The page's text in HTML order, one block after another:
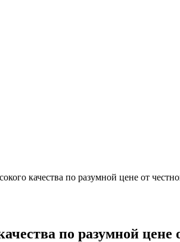
качества по разумной цене от
по разумной